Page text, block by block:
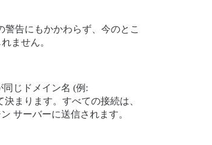
警告にもかかわらず、今のとこ
ません。
じドメイン名 (例:
まります。すべての接続は、
サーバーに送信されます。